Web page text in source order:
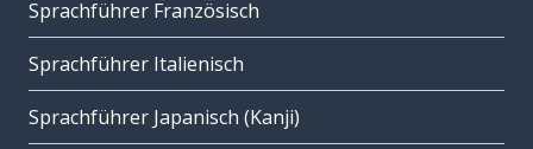
Sprachführer Französisch
Sprachführer Italienisch
Sprachführer Japanisch (Kanji)